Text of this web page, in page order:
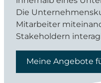
Die
Mitarbeiter
Stakeholdern
Meine Angebote